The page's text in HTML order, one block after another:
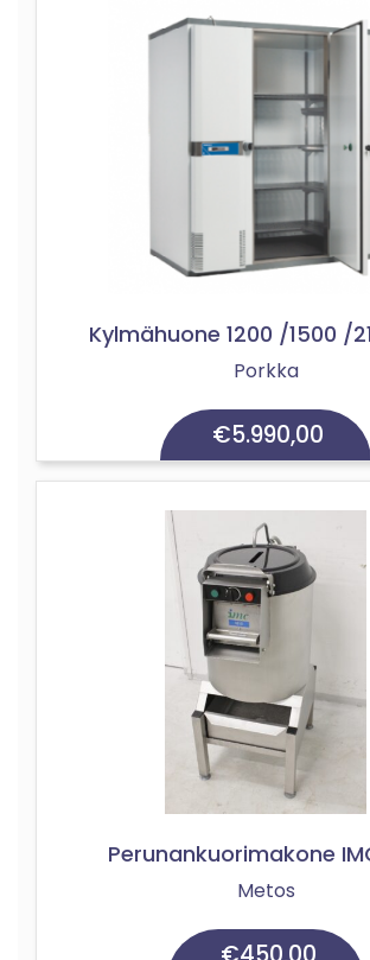
Kylmähuone 1200 /1500 /
Porkka
€5.990,00
Perunankuorimakone
Metos